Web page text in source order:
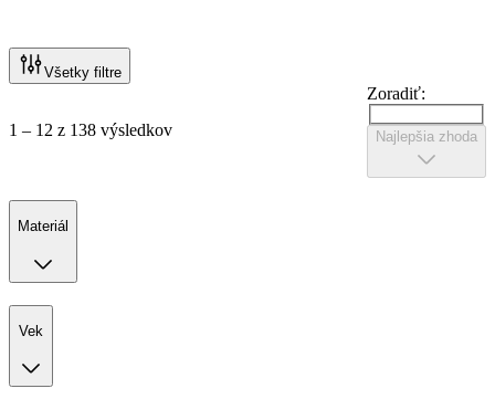
Všetky filtre
1 – 12 z 138 výsledkov
Zoradiť:
Najlepšia zhoda
Materiál
Vek